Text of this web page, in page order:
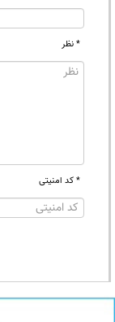
* نظر
* کد امنیتی